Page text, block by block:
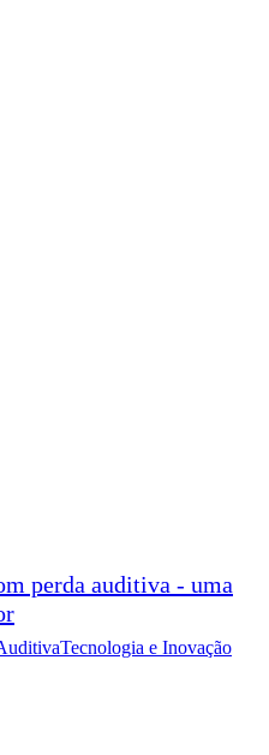
perda auditiva - uma
Tecnologia e Inovação